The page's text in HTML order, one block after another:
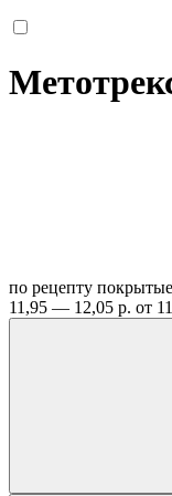
по рецепту
11,95 — 12,05 р. от